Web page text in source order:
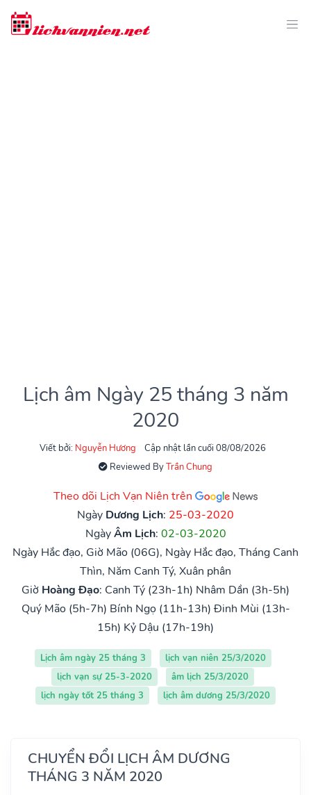
Lịch âm Ngày 25 tháng 3 năm
2020
Viết bởi: Nguyễn Hương
Cập nhật lần cuối 08/08/2026
Reviewed ByTrần Chung
Theo dõi Lịch Vạn Niên trên
Ngày Dương Lịch: 25-03-2020
NgàyÂm Lịch: 02-03-2020
Ngày Hắc đạo, Giờ Mão (06G), Ngày Hắc đạo, Tháng Canh
Thìn, Năm Canh Tý, Xuân phân
Giờ Hoàng Đạo: Canh Tý (23h-1h) Nhâm Dần (3h-5h)
Quý Mão (5h-7h) Bính Ngọ (11h-13h) Đinh Mùi (13h-
15h) Kỷ Dậu (17h-19h)
Lịch âm ngày 25 tháng 3
lịch vạn niên 25/3/2020
lịch vạn sự 25-3-2020
âm lịch 25/3/2020
lịch ngày tốt 25 tháng 3
lịch âm dương 25/3/2020
CHUYỂN ĐỔI LỊCH ÂM DƯƠNG
THÁNG 3 NĂM 2020